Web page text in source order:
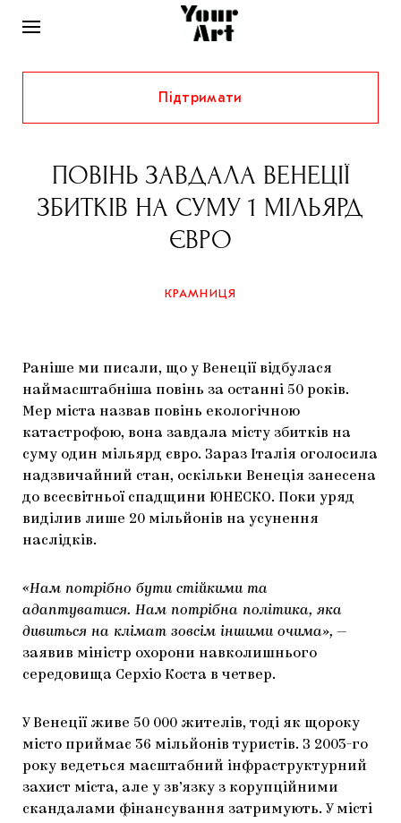
НОВИНИ
ІНТЕРВ’Ю
ХУДОЖНИКИ
КУРАТОРИ
РІДНИЙ КРАЙ
ФЕСТИВАЛІ
КОЛЕКЦІЇ
АРТЦЕНТРИ
СТАТТІ
КОНСПЕКТИ
КНИЖКИ І ЖУРНАЛИ
ЗАПАЛЕННЯ
ЯК ПІДТРИМУВАТИ УКРАЇНСЬКЕ МИСТЕЦТВО
МАРІУПОЛЬСЬКІ МАРГІНАЛІЇ
CARPATHIAN CULT ПРО РІЗДВЯНІ СВЯТА
КРАМНИЦЯ
Підтримати
ПОВІНЬ ЗАВДАЛА ВЕНЕЦІЇ
ЗБИТКІВ НА СУМУ 1 МІЛЬЯРД
ЄВРО
КРАМНИЦЯ
Раніше ми писали, що у Венеції відбулася
наймасштабніша повінь за останні 50 років.
Мер міста назвав повінь екологічною
катастрофою, вона завдала місту збитків на
суму один мільярд євро. Зараз Італія оголосила
надзвичайний стан, оскільки Венеція занесена
до всесвітньої спадщини ЮНЕСКО. Поки уряд
виділив лише 20 мільйонів на усунення
наслідків.
«Нам потрібно бути стійкими та
адаптуватися. Нам потрібна політика, яка
дивиться на клімат зовсім іншими очима», —
заявив міністр охорони навколишнього
середовища Серхіо Коста в четвер.
У Венеції живе 50 000 жителів, тоді як щороку
місто приймає 36 мільйонів туристів. З 2003-го
року ведеться масштабний інфраструктурний
захист міста, але у зв’язку з корупційними
скандалами фінансування затримують. У місті